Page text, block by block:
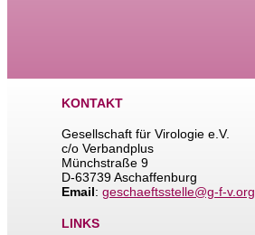
KONTAKT
Gesellschaft für Virologie e.V.
c/o Verbandplus
Münchstraße 9
D-63739 Aschaffenburg
Email: geschaeftsstelle@g-f-v.org
LINKS